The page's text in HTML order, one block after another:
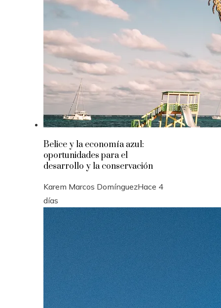
Belice y la economía azul:
oportunidades para el
desarrollo y la conservación
Karem Marcos DomínguezHace 4
días